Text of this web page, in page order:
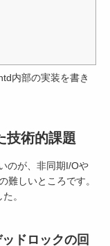
内部の実装を書き
技術的課題
のが、非同期I/Oや
難しいところです。
。
ドロックの回